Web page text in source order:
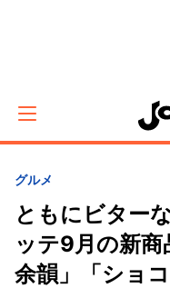
グルメ
ともにビター
ッテ9月の新
余韻」「ショ